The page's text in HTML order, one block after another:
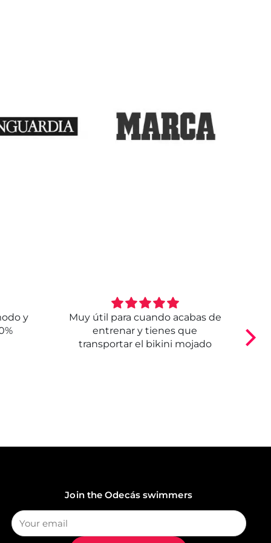
y
Muy útil para cuando acabas de
entrenar y tienes que
transportar el bikini mojado
Join the Odecás swimmers